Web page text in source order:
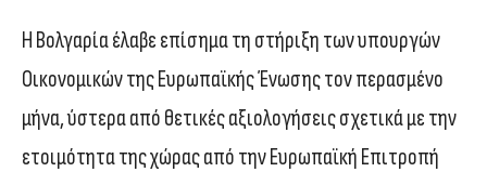
Η Βολγαρία έλαβε επίσημα τη στήριξη των υπουργών
Οικονομικών της Ευρωπαϊκής Ένωσης τον περασμένο
μήνα, ύστερα από θετικές αξιολογήσεις σχετικά με την
ετοιμότητα της χώρας από την Ευρωπαϊκή Επιτροπή